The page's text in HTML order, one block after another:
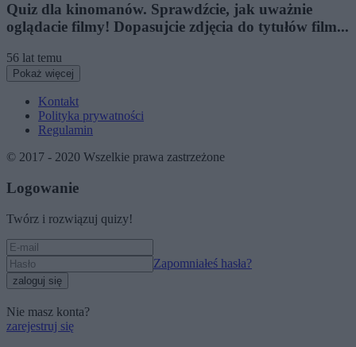
Quiz dla kinomanów. Sprawdźcie, jak uważnie
oglądacie filmy! Dopasujcie zdjęcia do tytułów film...
56 lat temu
Pokaż więcej
Kontakt
Polityka prywatności
Regulamin
© 2017 - 2020 Wszelkie prawa zastrzeżone
Logowanie
Twórz i rozwiązuj quizy!
Zapomniałeś hasła?
zaloguj się
Nie masz konta?
zarejestruj się